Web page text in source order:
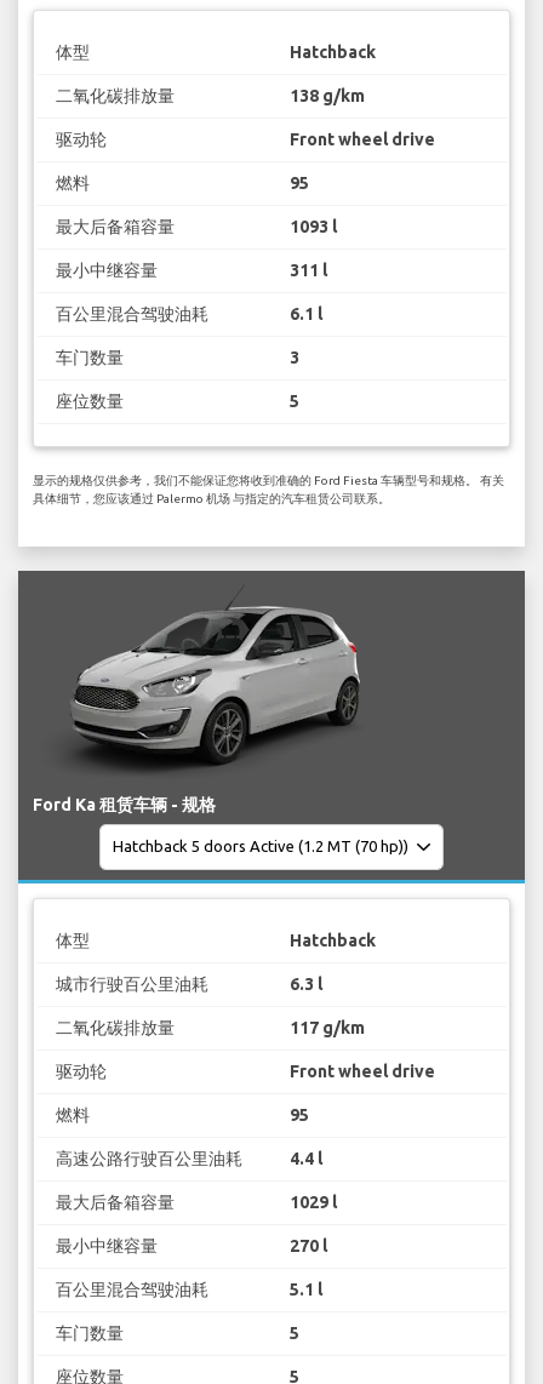
体型 Hatchback
二氧化碳排放量 138 g/km
驱动轮 Front wheel drive
燃料 95
最大后备箱容量 1093 l
最小中继容量 311 l
百公里混合驾驶油耗 6.1 l
车门数量 3
座位数量 5
显示的规格仅供参考，我们不能保证您将收到准确的 Ford Fiesta 车辆型号和规格。 有关
具体细节，您应该通过 Palermo 机场 与指定的汽车租赁公司联系。
Ford Ka 租赁车辆 - 规格
体型 Hatchback
城市行驶百公里油耗 6.3 l
二氧化碳排放量 117 g/km
驱动轮 Front wheel drive
燃料 95
高速公路行驶百公里油耗 4.4 l
最大后备箱容量 1029 l
最小中继容量 270 l
百公里混合驾驶油耗 5.1 l
车门数量 5
座位数量 5